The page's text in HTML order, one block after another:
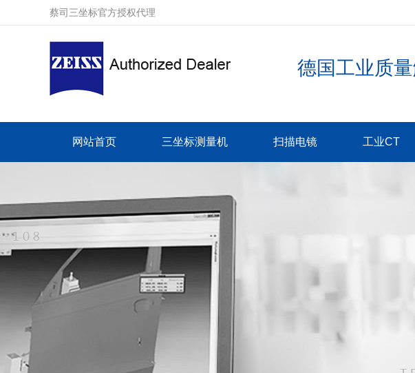
蔡司三坐标官方授权代理
德国工业质
网站首页 三坐标测量机 扫描电镜 工业CT